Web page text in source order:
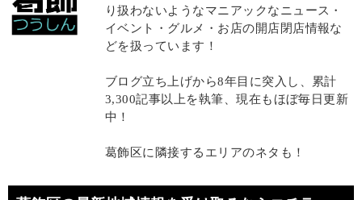
り扱わないようなマニアックなニュース・
イベント・グルメ・お店の開店閉店情報な
どを扱っています！
ブログ立ち上げから8年目に突入し、累計
3,300記事以上を執筆、現在もほぼ毎日更新
中！
葛飾区に隣接するエリアのネタも！